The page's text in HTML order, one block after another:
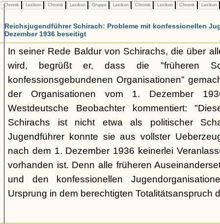
Chronik Lexikon Chronik Lexikon Gruppe Lexikon Chronik Lexikon Chronik Lexikon
Reichsjugendführer Schirach: Probleme mit konfessionellen
Dezember 1936 beseitigt
In seiner Rede Baldur von Schirachs, die über
wird, begrüßt er, dass die "früheren
konfessionsgebundenen Organisationen"
der Organisationen vom 1. Dezember
Westdeutsche Beobachter kommentiert:
Schirachs ist nicht etwa als politischer
Jugendführer konnte sie aus vollster
nach dem 1. Dezember 1936 keinerlei
vorhanden ist. Denn alle früheren
und den konfessionellen
Ursprung in dem berechtigten Totalitätsanspruch